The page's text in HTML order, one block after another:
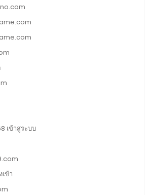
เข้าสู่ระบบ
ข้า